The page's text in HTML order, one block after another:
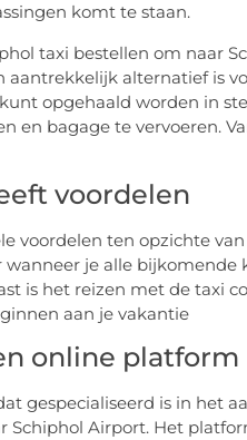
komt te staan.
taxi bestellen om naar
alternatief is
opgehaald worden in
en bagage te vervoeren.
voordelen
voordelen ten opzichte
je alle bijkomende
is het reizen met de taxi
aan je vakantie
online platform
gespecialiseerd is in het
Schiphol Airport. Het